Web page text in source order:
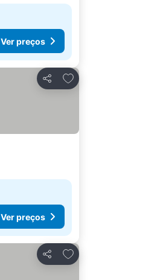
Ver preços
Partilhar
Adicionar aos favoritos
Ver preços
Partilhar
Adicionar aos favoritos